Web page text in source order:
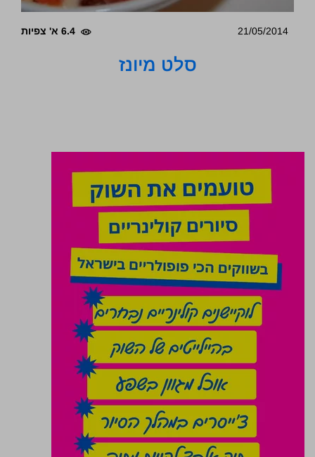
21/05/2014 6.4 א' צפיות
סלט מיונז